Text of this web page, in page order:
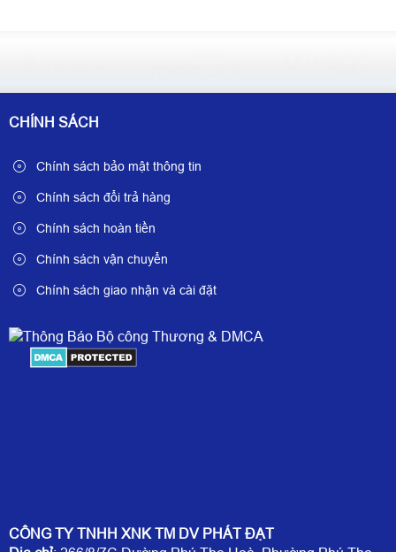
CÔNG TY TNHH XNK TM DV PHÁT ĐẠT
CHÍNH SÁCH
Chính sách bảo mật thông tin
Chính sách đổi trả hàng
Chính sách hoàn tiền
Chính sách vận chuyển
Chính sách giao nhận và cài đặt